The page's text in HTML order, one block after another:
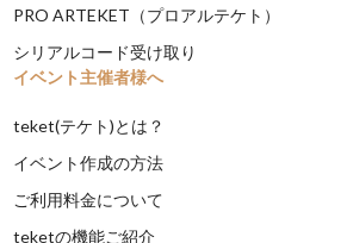
PRO ARTEKET（プロアルテケト）
シリアルコード受け取り
イベント主催者様へ
teket(テケト)とは？
イベント作成の方法
ご利用料金について
teketの機能ご紹介